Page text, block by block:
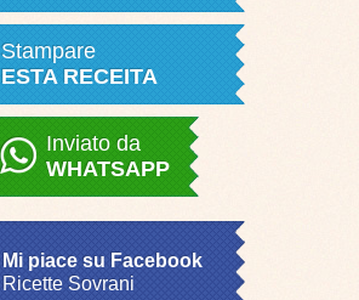
Stampare
ESTA RECEITA
Inviato da
WHATSAPP
Mi piace su Facebook
Ricette Sovrani